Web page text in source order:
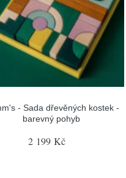
- Sada dřevěných kostek -
barevný pohyb
2 199 Kč